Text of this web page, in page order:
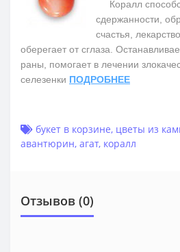
Коралл
сдержанности,
счастья,
оберегает от сглаза.
раны, помогает в лечении
селезенки ПОДРОБНЕЕ
букет в корзине, цветы из
авантюрин, агат, коралл
Отзывов (0)